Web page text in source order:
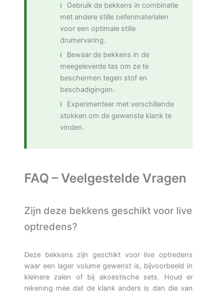
Gebruik de bekkens in combinatie
met andere stille oefenmaterialen
voor een optimale stille
drumervaring.
Bewaar de bekkens in de
meegeleverde tas om ze te
beschermen tegen stof en
beschadigingen.
Experimenteer met verschillende
stokken om de gewenste klank te
vinden.
FAQ – Veelgestelde Vragen
Zijn deze bekkens geschikt voor live
optredens?
Deze bekkens zijn geschikt voor live optredens
waar een lager volume gewenst is, bijvoorbeeld in
kleinere zalen of bij akoestische sets. Houd er
rekening mee dat de klank anders is dan die van